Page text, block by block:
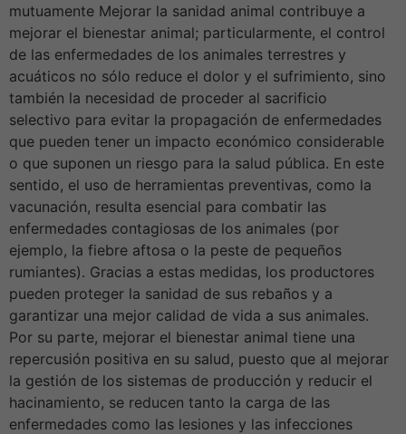
mutuamente Mejorar la sanidad animal contribuye a
mejorar el bienestar animal; particularmente, el control
de las enfermedades de los animales terrestres y
acuáticos no sólo reduce el dolor y el sufrimiento, sino
también la necesidad de proceder al sacrificio
selectivo para evitar la propagación de enfermedades
que pueden tener un impacto económico considerable
o que suponen un riesgo para la salud pública. En este
sentido, el uso de herramientas preventivas, como la
vacunación, resulta esencial para combatir las
enfermedades contagiosas de los animales (por
ejemplo, la fiebre aftosa o la peste de pequeños
rumiantes). Gracias a estas medidas, los productores
pueden proteger la sanidad de sus rebaños y a
garantizar una mejor calidad de vida a sus animales.
Por su parte, mejorar el bienestar animal tiene una
repercusión positiva en su salud, puesto que al mejorar
la gestión de los sistemas de producción y reducir el
hacinamiento, se reducen tanto la carga de las
enfermedades como las lesiones y las infecciones